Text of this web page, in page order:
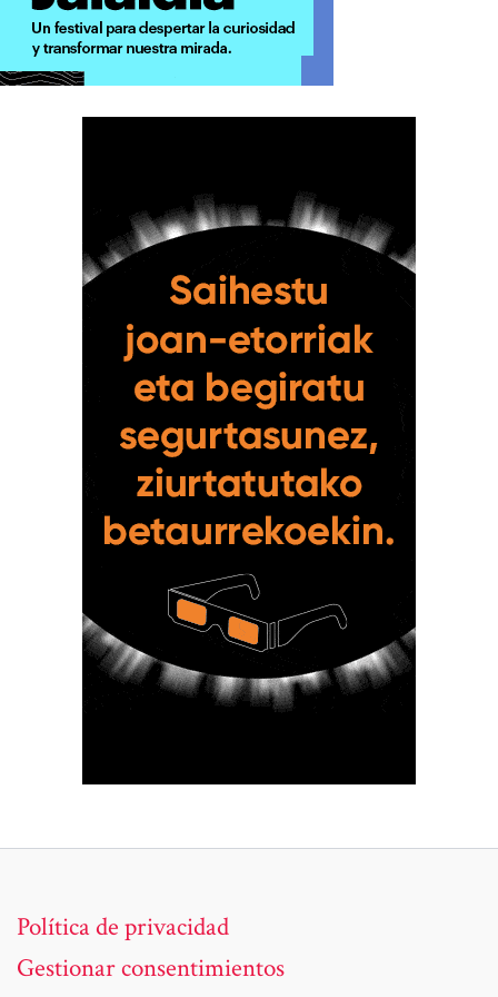
Política de privacidad
Gestionar consentimientos